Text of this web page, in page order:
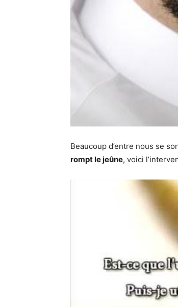
Beaucoup d’entre nous se
rompt le jeûne, voici